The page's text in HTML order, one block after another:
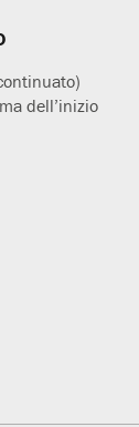
dell’inizio